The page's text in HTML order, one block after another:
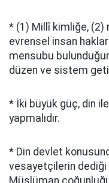
* (1) Millî kimliğe, (2)
evrensel insan
mensubu
düzen ve sistem
* İki büyük güç, din
yapmalıdır.
* Din devlet
vesayetçilerin
Müslüman